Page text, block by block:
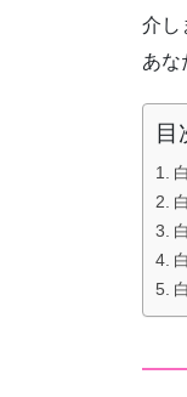
介し
あな
目